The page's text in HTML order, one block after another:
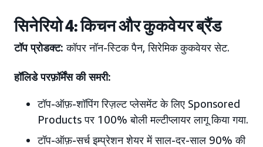
सिनेरियो 4: किचन और कुकवेयर ब्रैंड
टॉप प्रोडक्ट: कॉपर नॉन-स्टिक पैन, सिरेमिक कुकवेयर सेट.
हॉलिडे परफ़ॉर्मेंस की समरी:
टॉप-ऑफ़-शॉपिंग रिज़ल्ट प्लेसमेंट के लिए Sponsored
Products पर 100% बोली मल्टीप्लायर लागू किया गया.
टॉप-ऑफ़-सर्च इम्प्रेशन शेयर में साल-दर-साल 90% की